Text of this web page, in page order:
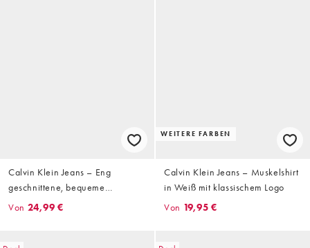
Calvin Klein Jeans – Eng
geschnittene, bequeme
Cargohose in Beige
Von 24,99 €
WEITERE FARBEN
Calvin Klein Jeans – Muskelshirt
in Weiß mit klassischem Logo
Von 19,95 €